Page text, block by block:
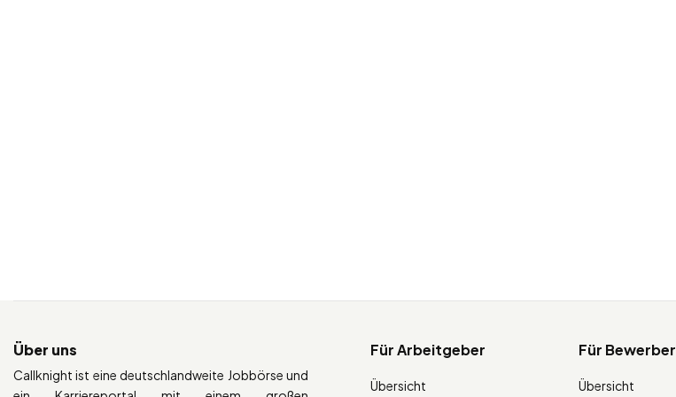
Über uns
Callknight ist eine deutschlandweite Jobbörse und
Für Arbeitgeber
Übersicht
Für Bewerber
Übersicht